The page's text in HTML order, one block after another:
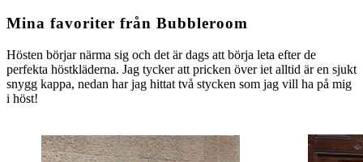
Mina favoriter från Bubbleroom
Hösten börjar närma sig och det är dags att börja leta efter de
perfekta höstkläderna. Jag tycker att pricken över iet alltid är en sjukt
snygg kappa, nedan har jag hittat två stycken som jag vill ha på mig
i höst!